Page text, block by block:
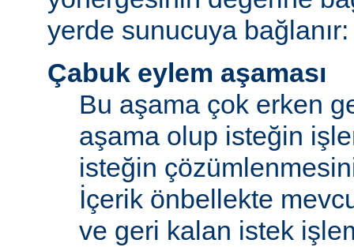
yerde sunucuya bağlanır:
Çabuk eylem aşaması
Bu aşama çok erken
aşama olup isteğin
isteğin
İçerik önbellekte
ve geri kalan istek